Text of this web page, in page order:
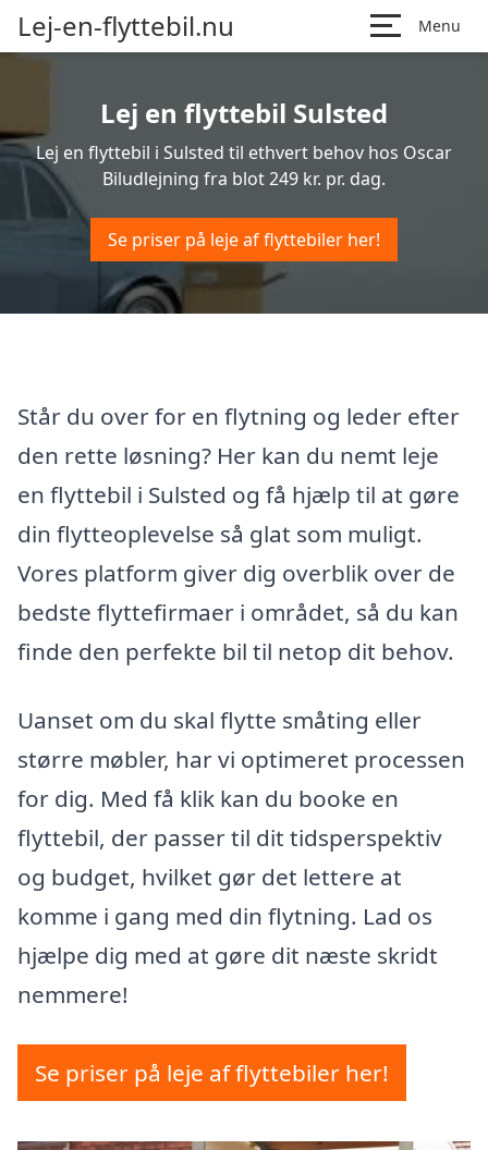
Lej-en-flyttebil.nu Menu
Lej en flyttebil Sulsted
Lej en flyttebil i Sulsted til ethvert behov hos Oscar
Biludlejning fra blot 249 kr. pr. dag.
Se priser på leje af flyttebiler her!
Står du over for en flytning og leder efter
den rette løsning? Her kan du nemt leje
en flyttebil i Sulsted og få hjælp til at gøre
din flytteoplevelse så glat som muligt.
Vores platform giver dig overblik over de
bedste flyttefirmaer i området, så du kan
finde den perfekte bil til netop dit behov.
Uanset om du skal flytte småting eller
større møbler, har vi optimeret processen
for dig. Med få klik kan du booke en
flyttebil, der passer til dit tidsperspektiv
og budget, hvilket gør det lettere at
komme i gang med din flytning. Lad os
hjælpe dig med at gøre dit næste skridt
nemmere!
Se priser på leje af flyttebiler her!